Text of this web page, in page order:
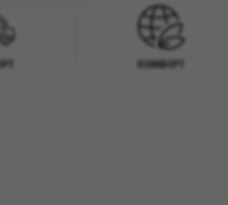
КОМФОРТ